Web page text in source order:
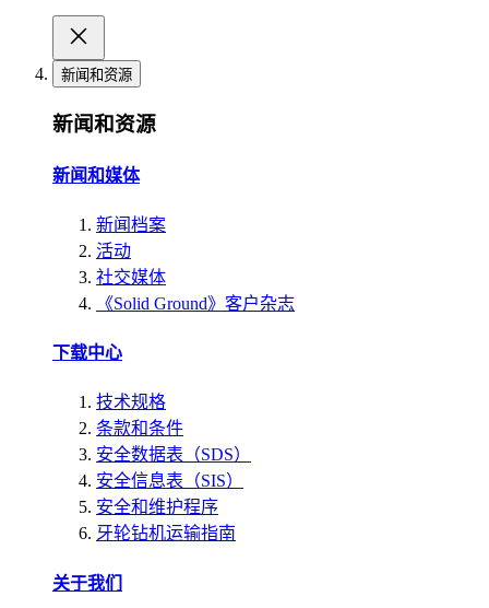
新闻和资源
新闻和资源
新闻和媒体
新闻档案
活动
社交媒体
《Solid Ground》客户杂志
下载中心
技术规格
条款和条件
安全数据表（SDS）
安全信息表（SIS）
安全和维护程序
牙轮钻机运输指南
关于我们